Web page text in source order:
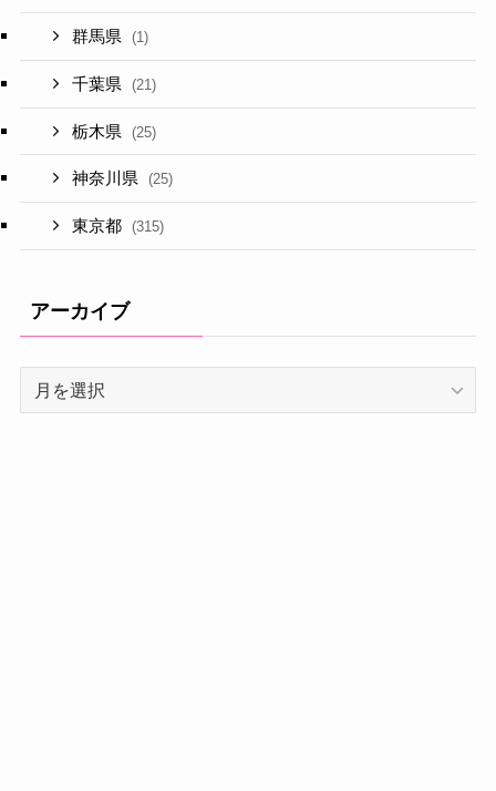
群馬県 (1)
千葉県 (21)
栃木県 (25)
神奈川県 (25)
東京都 (315)
アーカイブ